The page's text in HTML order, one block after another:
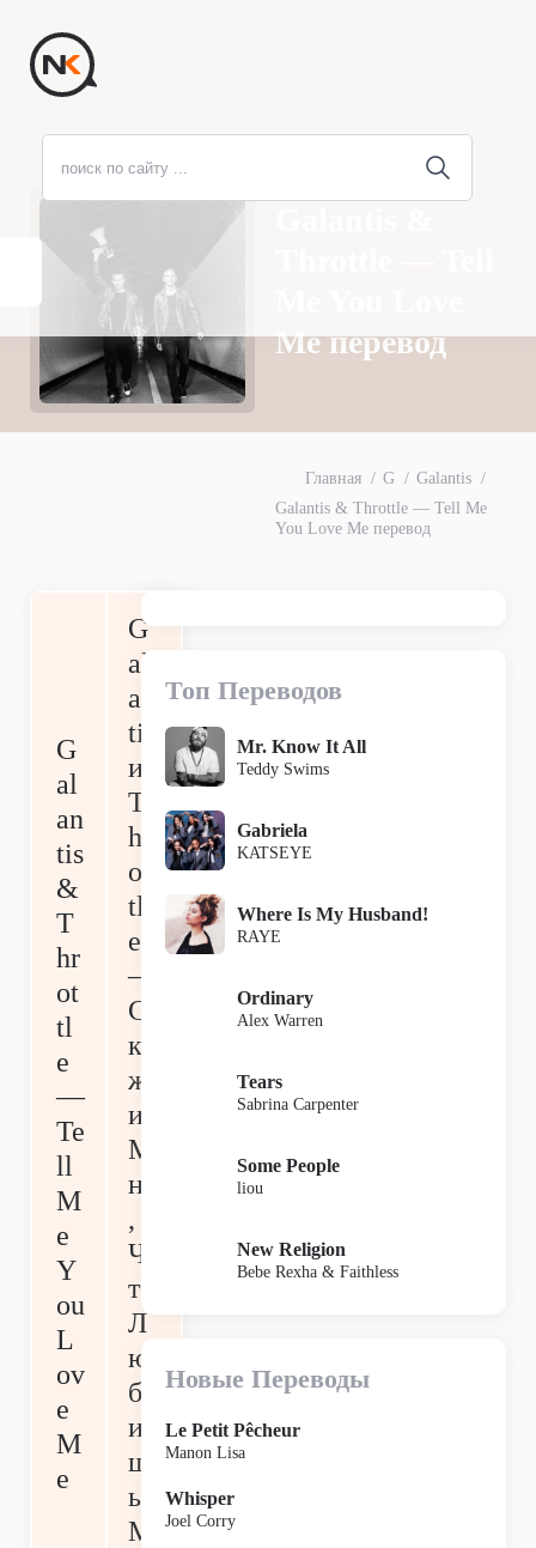
Me перевод
Главная G
Galantis
Galantis & Throttle — Tell Me
You Love Me перевод
G
al
an
tis
&
T
hr
ot
tl
e
—
Te
ll
M
e
Y
ou
L
ov
e
M
e
G
al
an
tis
и
T
hr
ot
tl
e
—
С
ка
ж
и
М
не
,
Ч
то
Л
ю
б
и
ш
ь
М
Топ Переводов
Mr. Know It All
Teddy Swims
Gabriela
KATSEYE
Where Is My Husband!
RAYE
Ordinary
Alex Warren
Tears
Sabrina Carpenter
Some People
liou
New Religion
Bebe Rexha & Faithless
Новые Переводы
Le Petit Pêcheur
Manon Lisa
Whisper
Joel Corry